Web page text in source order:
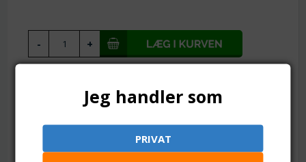
Hul: ca. 1 mm
Jeg handler som
PRIVAT